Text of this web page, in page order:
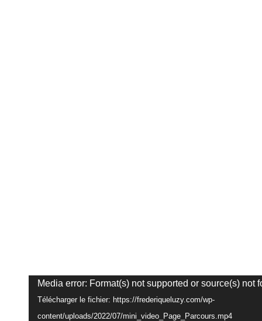
Lecteur
vidéo
Media error: Format(s) not supported or source(s) not
Télécharger le fichier: https://frederiqueluzy.com/wp-
content/uploads/2022/07/mini_video_Page_Parcours.mp4